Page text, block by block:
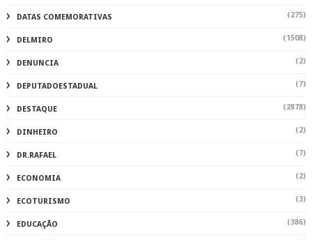
DATAS COMEMORATIVAS (275)
DELMIRO (1508)
DENUNCIA (2)
DEPUTADOESTADUAL (7)
DESTAQUE (2878)
DINHEIRO (2)
DR.RAFAEL (7)
ECONOMIA (2)
ECOTURISMO (3)
EDUCAÇÃO (386)